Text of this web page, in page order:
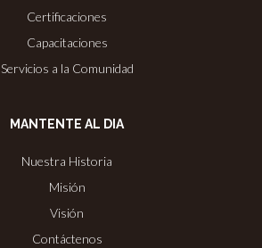
Certificaciones
Capacitaciones
Servicios a la Comunidad
MANTENTE AL DIA
Nuestra Historia
Misión
Visión
Contáctenos